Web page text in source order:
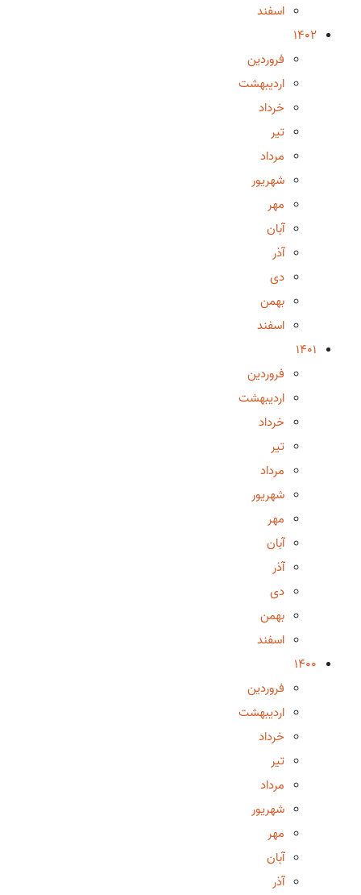
اسفند
1402
فروردین
اردیبهشت
خرداد
تیر
مرداد
شهریور
مهر
آبان
آذر
دی
بهمن
اسفند
1401
فروردین
اردیبهشت
خرداد
تیر
مرداد
شهریور
مهر
آبان
آذر
دی
بهمن
اسفند
1400
فروردین
اردیبهشت
خرداد
تیر
مرداد
شهریور
مهر
آبان
آذر